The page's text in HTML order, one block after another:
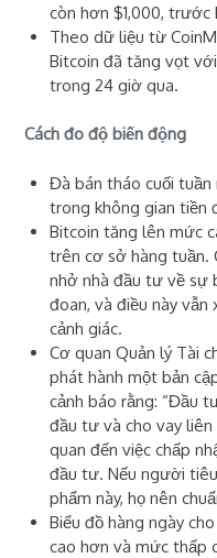
còn hơn $1,000, trước
Theo dữ liệu từ
Bitcoin đã tăng vọt
trong 24 giờ qua.
Cách đo độ biến động
Đà bán tháo cuối tuần
trong không gian tiền
Bitcoin tăng lên mức
trên cơ sở hàng tuần.
nhở nhà đầu tư về sự
đoan, và điều này vẫn
cảnh giác.
Cơ quan Quản lý Tài
phát hành một bản
cảnh báo rằng: “Đầu
đầu tư và cho vay
quan đến việc chấp
đầu tư. Nếu người
phẩm này, họ nên
Biểu đồ hàng ngày
cao hơn và mức thấp